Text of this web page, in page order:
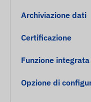
Display a LED
energetico.
Allarmi di
Allarme
Archiviazione dati
Certificazione
Funzione integrata
Opzione di